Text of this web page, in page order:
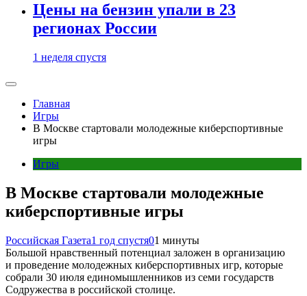
Цены на бензин упали в 23
регионах России
1 неделя спустя
Главная
Игры
В Москве стартовали молодежные киберспортивные
игры
Игры
В Москве стартовали молодежные
киберспортивные игры
Российская Газета1 год спустя01 минуты
Большой нравственный потенциал заложен в организацию
и проведение молодежных киберспортивных игр, которые
собрали 30 июля единомышленников из семи государств
Содружества в российской столице.